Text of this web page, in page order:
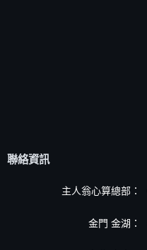
聯絡資訊
主人翁心算總部：
金門 金湖：